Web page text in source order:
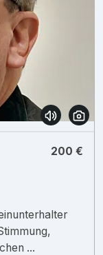
200 €
...